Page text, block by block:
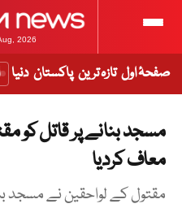
2026
صفحۂ اول تازہ ترین پاکستان دنیا
مسجد بنانے پر قاتل کو
معاف کردیا
مقتول کے لواحقین نے مسجد